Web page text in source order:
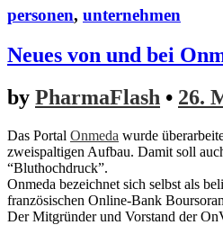
personen, unternehmen
Neues von und bei
by PharmaFlash • 26.
Das Portal Onmeda wurde
zweispaltigen Aufbau. Damit soll
“Bluthochdruck”.
Onmeda bezeichnet sich selbst als
französischen Online-Bank
Der Mitgründer und Vorstand der